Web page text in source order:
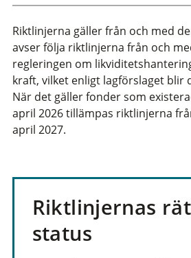
Riktlinjerna gäller från och med
avser följa riktlinjerna från och
regleringen om
kraft, vilket enligt lagförslaget blir
När det gäller fonder som
april 2026 tillämpas riktlinjerna
april 2027.
Riktlinjernas
status